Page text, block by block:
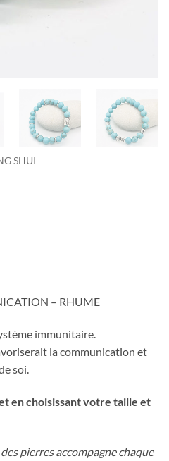
SHUI
– RHUME
immunitaire.
la communication et
soi.
en choisissant votre taille et
pierres accompagne chaque